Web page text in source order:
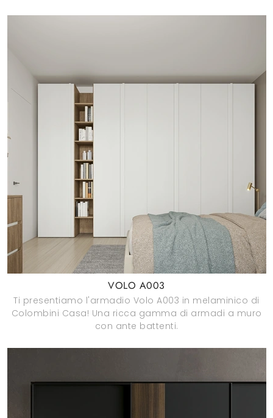
VOLO A003
Ti presentiamo l'armadio Volo A003 in melaminico di
Colombini Casa! Una ricca gamma di armadi a muro
con ante battenti.